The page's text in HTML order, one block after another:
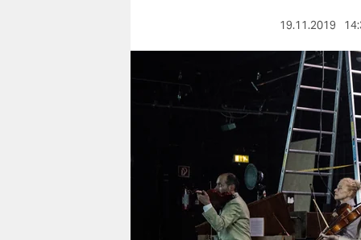
verlag
veranstaltungen
19.11.2019